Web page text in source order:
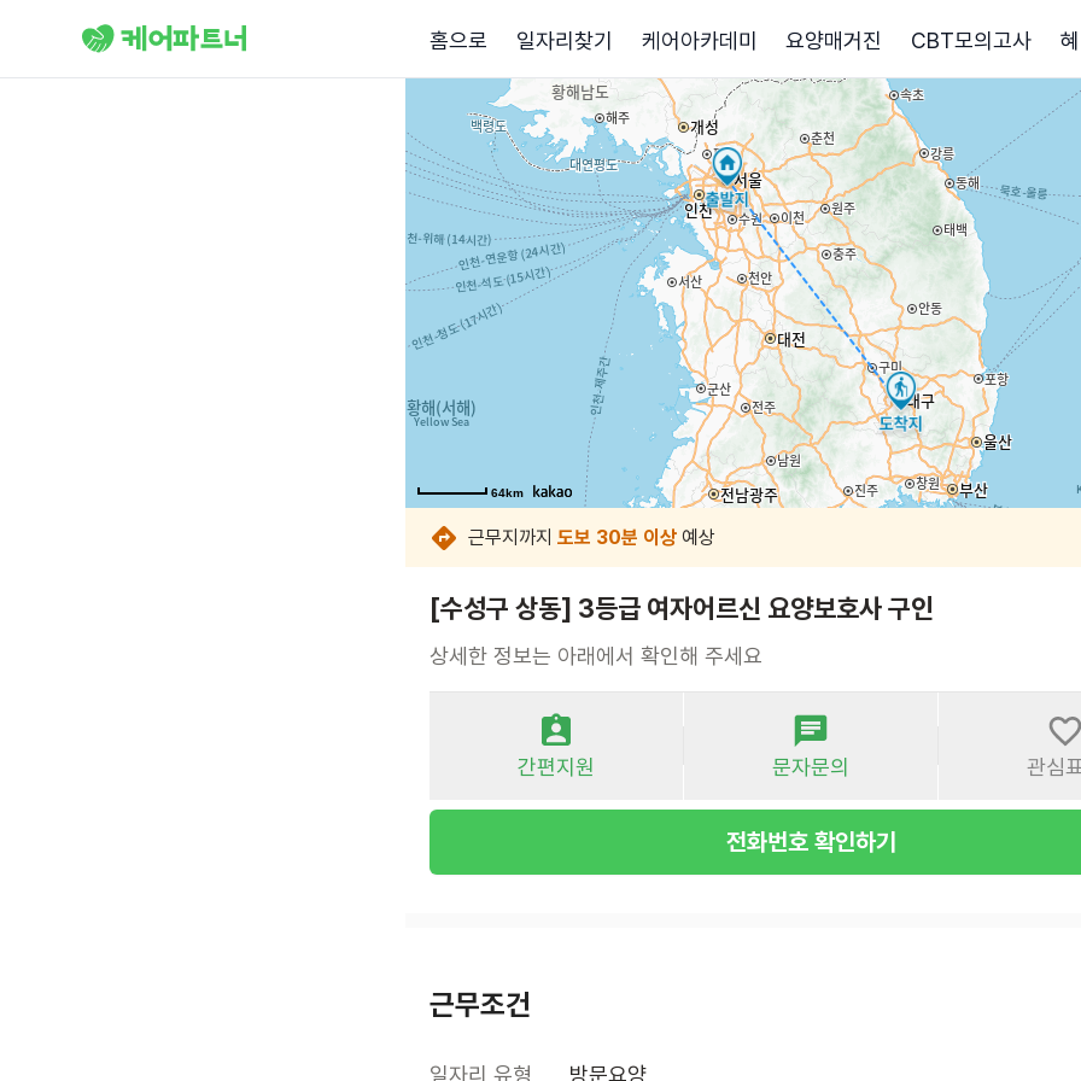
홈으로 일자리찾기 케어아카데미 요양매거진 CBT모의고사
64km
64km
64km
64km
64km
64km
64km
64km
근무지까지 도보 30분 이상 예상
[수성구 상동] 3등급 여자어르신 요양보호사 구인
상세한 정보는 아래에서 확인해 주세요
간편지원 문자문의 관심
전화번호 확인하기
근무조건
일자리 유형 방문요양